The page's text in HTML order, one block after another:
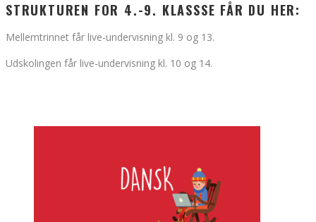
STRUKTUREN FOR 4.-9. KLASSSE FÅR DU HER:
Mellemtrinnet får live-undervisning kl. 9 og 13.
Udskolingen får live-undervisning kl. 10 og 14.